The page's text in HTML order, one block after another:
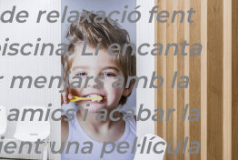
relaxació fent
Li encanta
menjars amb la
i acabar la
una pel·lícula